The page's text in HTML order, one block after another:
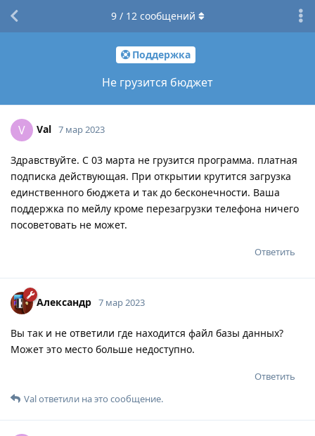
Поддержка
Не грузится бюджет
9/ 12сообщений
V Val 7 мар 2023
Здравствуйте. С 03 марта не грузится программа. платная
подписка действующая. При открытии крутится загрузка
единственного бюджета и так до бесконечности. Ваша
поддержка по мейлу кроме перезагрузки телефона ничего
посоветовать не может.
Ответить
Александр 7 мар 2023
Вы так и не ответили где находится файл базы данных?
Может это место больше недоступно.
Ответить
Valответили на это сообщение.